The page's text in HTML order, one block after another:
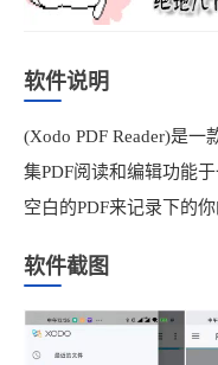
软件说明
(Xodo PDF Reader)是一
集PDF阅读和编辑功能
空白的PDF来记录下的你
软件截图